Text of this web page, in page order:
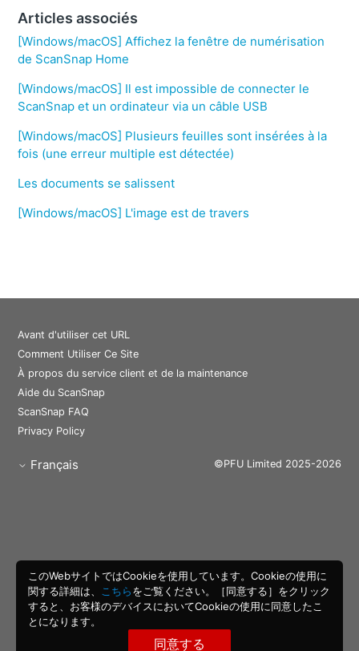
Articles associés
[Windows/macOS] Affichez la fenêtre de numérisation
de ScanSnap Home
[Windows/macOS] Il est impossible de connecter le
ScanSnap et un ordinateur via un câble USB
[Windows/macOS] Plusieurs feuilles sont insérées à la
fois (une erreur multiple est détectée)
Les documents se salissent
[Windows/macOS] L'image est de travers
Avant d'utiliser cet URL
Comment Utiliser Ce Site
À propos du service client et de la maintenance
Aide du ScanSnap
ScanSnap FAQ
Privacy Policy
Français ©PFU Limited 2025-2026
このWebサイトではCookieを使用しています。Cookieの使用に
関する詳細は、
こちらをご覧ください。［同意する］をクリック
すると、お客様のデバイスにおいてCookieの使用に同意したこ
とになります。
同意する